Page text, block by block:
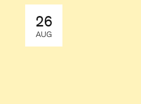
26
AUG